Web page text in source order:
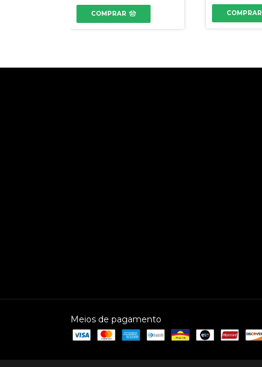
COMPRAR COMPRAR
Meios de pagamento